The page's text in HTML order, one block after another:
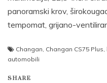
panoramski krov,
tempomat, grijano-
Changan, Changan CS75 Plus,
automobili
SHARE